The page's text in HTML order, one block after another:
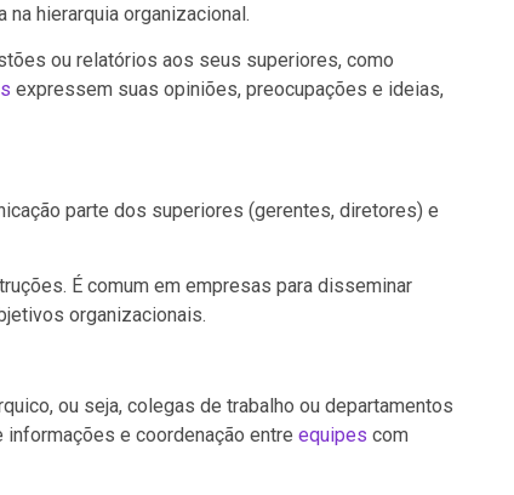
hierarquia organizacional.
ou relatórios aos seus superiores, como
expressem suas opiniões, preocupações e ideias,
parte dos superiores (gerentes, diretores) e
É comum em empresas para disseminar
organizacionais.
ou seja, colegas de trabalho ou departamentos
informações e coordenação entre equipes com